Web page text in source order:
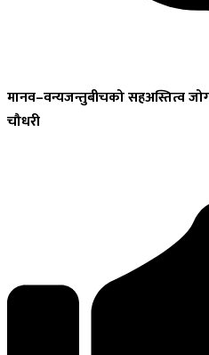
मानव–वन्यजन्तुबीचकोसहअस्तित्व
चौधरी